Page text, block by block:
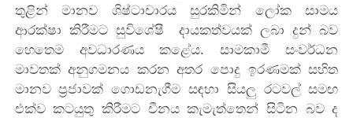
තුළින් මානව ශිෂ්ටාචාරය සුරකිමින් ලෝක සාමය
ආරක්ෂා කිරීමට සුවිශේෂී දායකත්වයක් ලබා දුන් බව
හෙතෙම අවධාරණය කළේය. සාමකාමී සංවර්ධන
මාවතක් අනුගමනය කරන අතර පොදු ඉරණමක් සහිත
මානව ප්‍රජාවක් ගොඩනැගීම සඳහා සියලු රටවල් සමඟ
එක්ව කටයුතු කිරීමට චීනය කැමැත්තෙන් සිටින බව ද